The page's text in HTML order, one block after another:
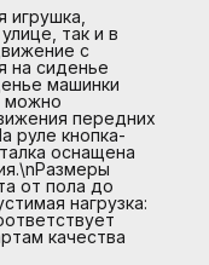
игрушка,
так и в
с
на сиденье
машинки
можно
передних
руле кнопка-
оснащена
от пола до
нагрузка:
качества